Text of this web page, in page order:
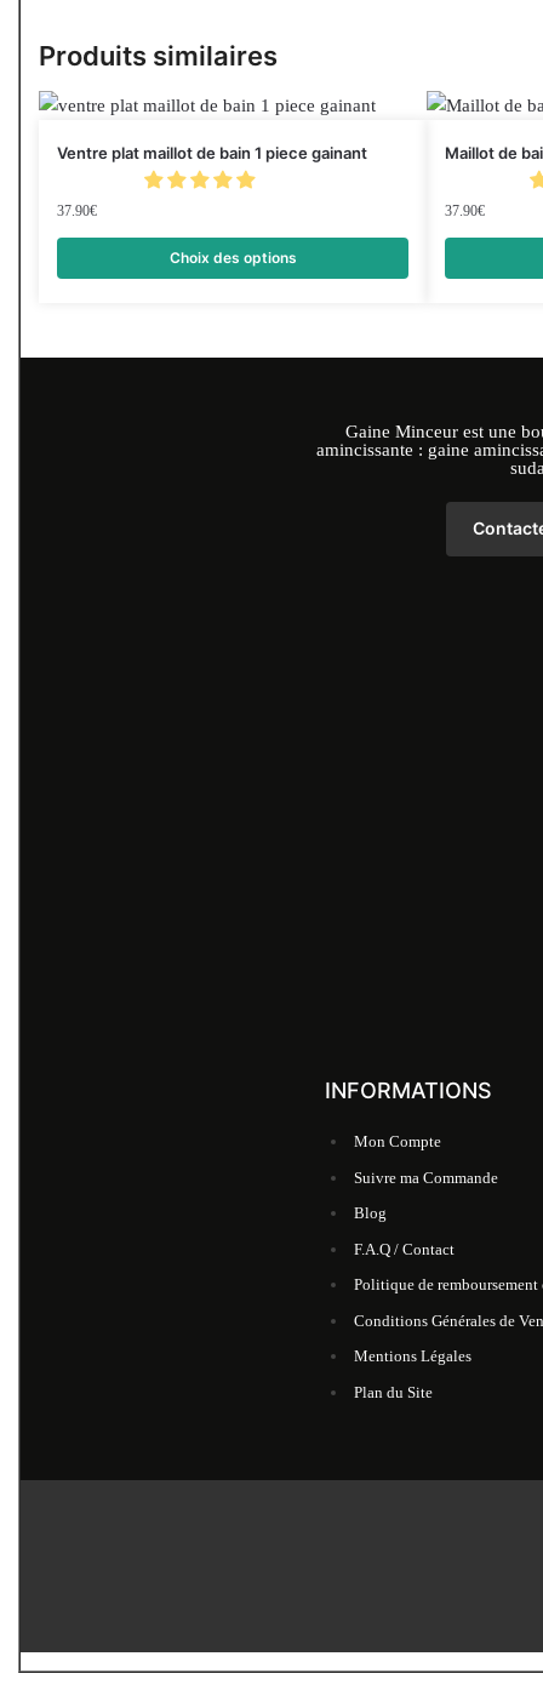
Produits similaires
Ventre plat maillot de bain 1 piece gainant
37.90€
Choix des options
Maillot de
37.90€
Gaine Minceur est une
amincissante : gaine
INFORMATIONS
Mon Compte
Suivre ma Commande
Blog
F.A.Q / Contact
Politique de remboursement
Conditions Générales de
Mentions Légales
Plan du Site